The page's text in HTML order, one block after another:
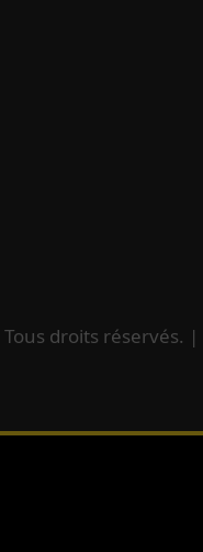
Tous droits réservés. |